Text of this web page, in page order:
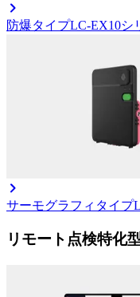
防爆タイプLC-EX10シ
サーモグラフィタイプ
リモート点検特化